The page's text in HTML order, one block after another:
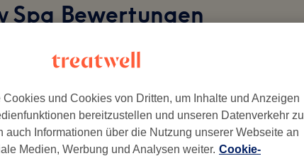
Spa Bewertungen
und Cookies von Dritten, um Inhalte und Anzeigen
bereitzustellen und unseren Datenverkehr zu
auch Informationen über die Nutzung unserer Webseite an
Medien, Werbung und Analysen weiter. Cookie-